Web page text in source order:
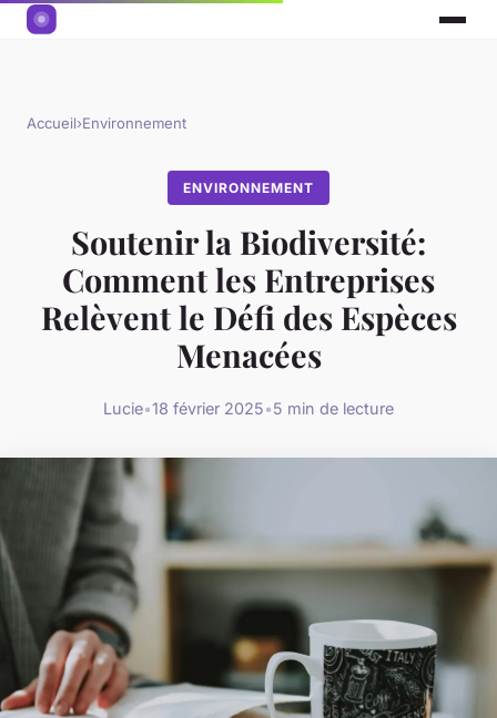
Accueil›Environnement
ENVIRONNEMENT
Soutenir la Biodiversité:
Comment les Entreprises
Relèvent le Défi des Espèces
Menacées
Lucie•18 février 2025•5 min de lecture